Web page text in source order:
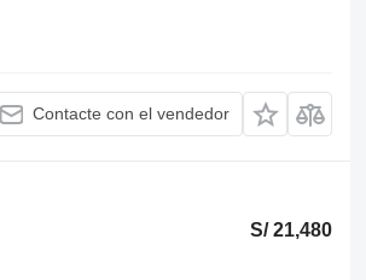
Contacte con el vendedor
S/ 21,480